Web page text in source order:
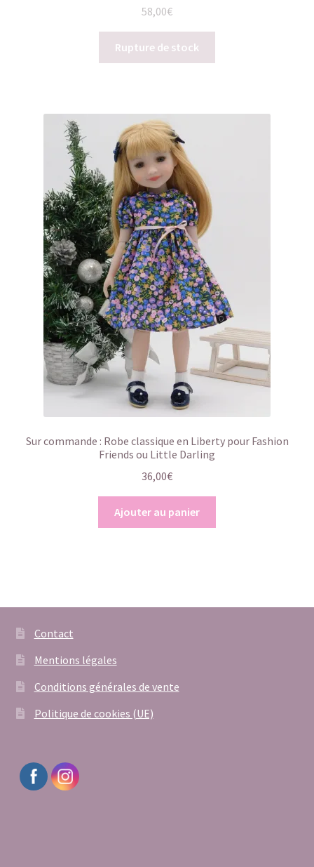
58,00€
Rupture de stock
Sur commande : Robe classique en Liberty pour Fashion
Friends ou Little Darling
36,00€
Ajouter au panier
Contact
Mentions légales
Conditions générales de vente
Politique de cookies (UE)